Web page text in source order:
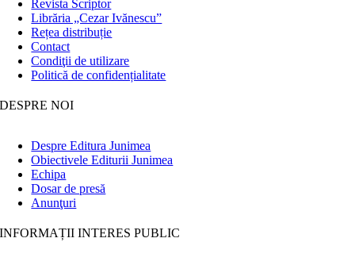
Revista Scriptor
Librăria „Cezar Ivănescu”
Rețea distribuție
Contact
Condiţii de utilizare
Politică de confidențialitate
DESPRE NOI
Despre Editura Junimea
Obiectivele Editurii Junimea
Echipa
Dosar de presă
Anunţuri
INFORMAȚII INTERES PUBLIC